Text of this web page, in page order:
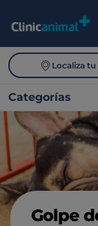
Localiza
Categorías
Golpe